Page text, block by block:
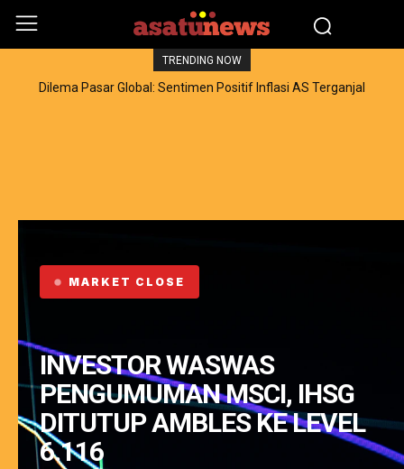
TRENDING NOW
Dilema Pasar Global: Sentimen Positif Inflasi AS Terganjal
MARKET CLOSE
INVESTOR WASWAS
PENGUMUMAN MSCI, IHSG
DITUTUP AMBLES KE LEVEL
6.116